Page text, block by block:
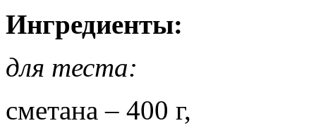
Ингредиенты:
для теста:
сметана – 400 г,